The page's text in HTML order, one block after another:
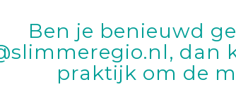
Ben je benieuwd
, dan
praktijk om de